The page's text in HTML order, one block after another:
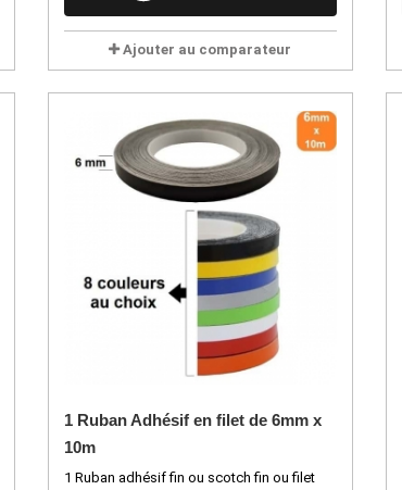
Ajouter au comparateur
1 Ruban Adhésif en filet de 6mm x
10m
1 Ruban adhésif fin ou scotch fin ou filet